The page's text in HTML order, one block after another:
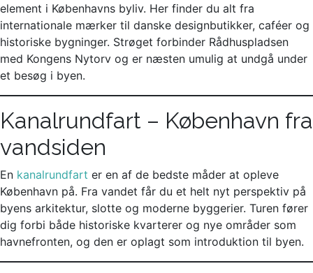
element i Københavns byliv. Her finder du alt fra
internationale mærker til danske designbutikker, caféer og
historiske bygninger. Strøget forbinder Rådhuspladsen
med Kongens Nytorv og er næsten umulig at undgå under
et besøg i byen.
Kanalrundfart – København fra
vandsiden
En kanalrundfart er en af de bedste måder at opleve
København på. Fra vandet får du et helt nyt perspektiv på
byens arkitektur, slotte og moderne byggerier. Turen fører
dig forbi både historiske kvarterer og nye områder som
havnefronten, og den er oplagt som introduktion til byen.